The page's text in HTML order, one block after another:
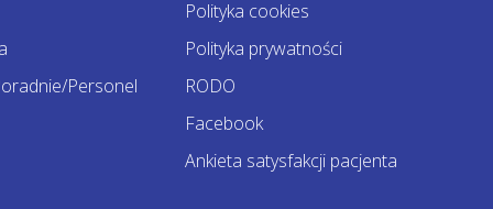
Personel
Polityka cookies
Polityka prywatności
RODO
Facebook
Ankieta satysfakcji pacjenta